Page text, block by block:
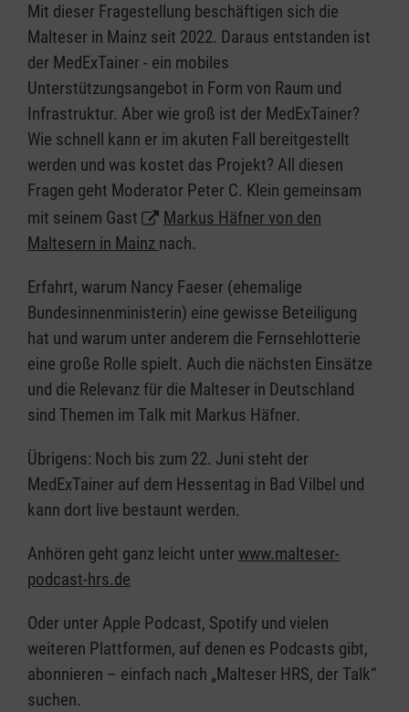
Mit dieser Fragestellung beschäftigen sich die
Malteser in Mainz seit 2022. Daraus entstanden ist
der MedExTainer - ein mobiles
Unterstützungsangebot in Form von Raum und
Infrastruktur. Aber wie groß ist der MedExTainer?
Wie schnell kann er im akuten Fall bereitgestellt
werden und was kostet das Projekt? All diesen
Fragen geht Moderator Peter C. Klein gemeinsam
mit seinem Gast
Markus Häfner von den
Maltesern in Mainz nach.
Erfahrt, warum Nancy Faeser (ehemalige
Bundesinnenministerin) eine gewisse Beteiligung
hat und warum unter anderem die Fernsehlotterie
eine große Rolle spielt. Auch die nächsten Einsätze
und die Relevanz für die Malteser in Deutschland
sind Themen im Talk mit Markus Häfner.
Übrigens: Noch bis zum 22. Juni steht der
MedExTainer auf dem Hessentag in Bad Vilbel und
kann dort live bestaunt werden.
Anhören geht ganz leicht unter www.malteser-
podcast-hrs.de
Oder unter Apple Podcast, Spotify und vielen
weiteren Plattformen, auf denen es Podcasts gibt,
abonnieren – einfach nach „Malteser HRS, der Talk“
suchen.